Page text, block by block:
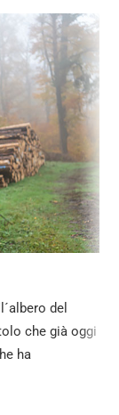
del
che già oggi
ha